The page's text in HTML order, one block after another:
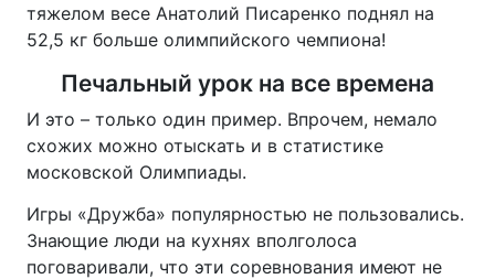
тяжелом весе Анатолий Писаренко поднял на
52,5 кг больше олимпийского чемпиона!
Печальный урок на все времена
И это – только один пример. Впрочем, немало
схожих можно отыскать и в статистике
московской Олимпиады.
Игры «Дружба» популярностью не пользовались.
Знающие люди на кухнях вполголоса
поговаривали, что эти соревнования имеют не